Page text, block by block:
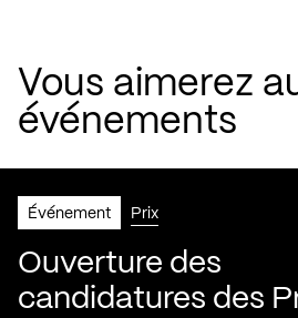
Vous aimerez
événements
Événement Prix
Ouverture des
candidatures des